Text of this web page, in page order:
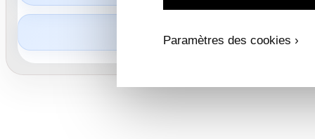
Paramètres des cookies ›